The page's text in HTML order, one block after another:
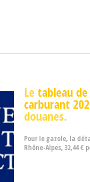
Le tableau
carburant
douanes.
Pour le gazole, la
Rhône-Alpes, 32,44 €